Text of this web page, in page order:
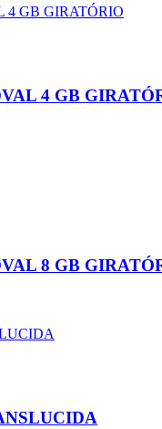
4 GB
8 GB